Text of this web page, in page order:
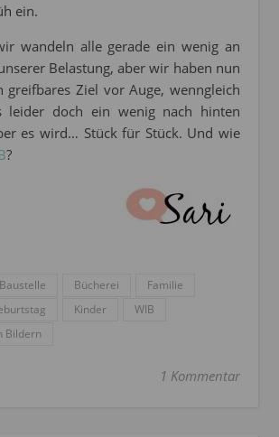
ein.
wandeln alle gerade ein wenig an
Belastung, aber wir haben nun
greifbares Ziel vor Auge, wenngleich
leider doch ein wenig nach hinten
es wird… Stück für Stück. Und wie
?
Baustelle Bücherei
Familie
Kinder
WIB
Bildern
1 Kommentar